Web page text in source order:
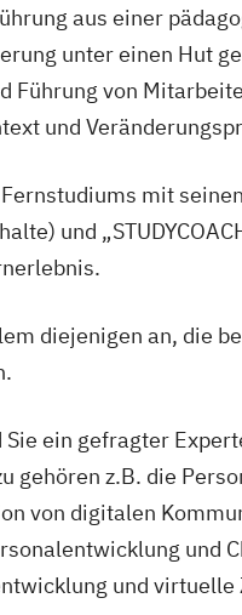
aus einer
unter einen Hut
Führung von
und
mit
und
diejenigen an, die
ein gefragter
gehören z.B. die
von digitalen
und
und